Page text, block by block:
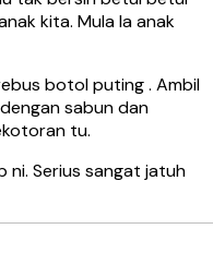
kita. Mula la anak
botol puting . Ambil
sabun dan
tu.
ni. Serius sangat jatuh